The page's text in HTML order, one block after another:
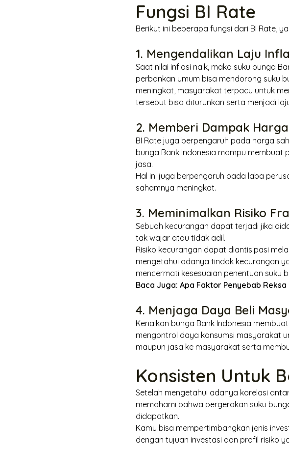
Fungsi BI Rate
Berikut ini beberapa fungsi dari BI Rate,
1. Mengendalikan Laju
Saat nilai inflasi naik, maka suku bunga
perbankan umum bisa mendorong suku
meningkat, masyarakat terpacu untuk
tersebut bisa diturunkan serta menjadi
2. Memberi Dampak
BI Rate juga berpengaruh pada harga
bunga Bank Indonesia mampu
jasa.
Hal ini juga berpengaruh pada laba
sahamnya meningkat.
3. Meminimalkan Risiko
Sebuah kecurangan dapat terjadi jika
tak wajar atau tidak adil.
Risiko kecurangan dapat diantisipasi
mengetahui adanya tindak kecurangan
mencermati kesesuaian penentuan suku
Baca Juga:Apa Faktor Penyebab Reksa
4. Menjaga Daya Beli
Kenaikan bunga Bank Indonesia
mengontrol daya konsumsi masyarakat
maupun jasa ke masyarakat serta
Konsisten Untuk
Setelah mengetahui adanya korelasi
memahami bahwa pergerakan suku
didapatkan.
Kamu bisa mempertimbangkan jenis
dengan tujuan investasi dan profil risiko